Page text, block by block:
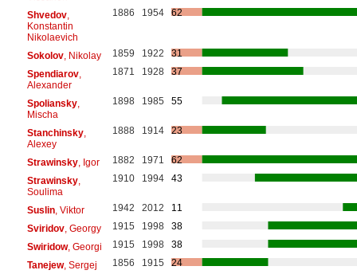
Shvedov,
Konstantin
Nikolaevich
1886 1954 62
Sokolov, Nikolay 1859 1922
31
Spendiarov,
Alexander
1871 1928 37
Spoliansky,
Mischa
1898 1985 55
Stanchinsky,
Alexey
1888 1914 23
Strawinsky, Igor 1882 1971
62
Strawinsky,
Soulima
1910 1994 43
Suslin, Viktor 1942 2012
11
Sviridov, Georgy 1915 1998
38
Swiridow, Georgi 1915 1998
38
Tanejew, Sergej 1856 1915
24